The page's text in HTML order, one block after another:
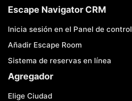
Escape Navigator CRM
Inicia sesión en el Panel de control
Añadir Escape Room
Sistema de reservas en línea
Agregador
Elige Ciudad